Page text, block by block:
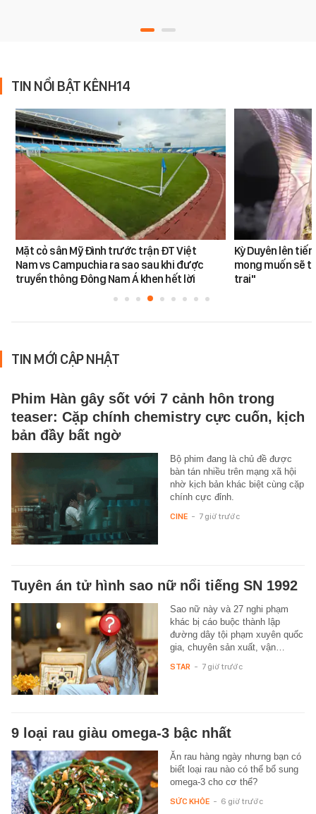
TIN NỔI BẬT KÊNH14
Mặt cỏ sân Mỹ Đình trước trận ĐT Việt
Nam vs Campuchia ra sao sau khi được
truyền thông Đông Nam Á khen hết lời
Kỳ Duyên lên
mong muốn sẽ
trai"
TIN MỚI CẬP NHẬT
Phim Hàn gây sốt với 7 cảnh hôn trong
teaser: Cặp chính chemistry cực cuốn, kịch
bản đầy bất ngờ
Bộ phim đang là chủ đề được
bàn tán nhiều trên mạng xã hội
nhờ kịch bản khác biệt cùng cặp
chính cực đỉnh.
CINE - 7 giờ trước
Tuyên án tử hình sao nữ nổi tiếng SN 1992
Sao nữ này và 27 nghi phạm
khác bị cáo buộc thành lập
đường dây tội phạm xuyên quốc
gia, chuyên sản xuất, vận…
STAR - 7 giờ trước
9 loại rau giàu omega-3 bậc nhất
Ăn rau hàng ngày nhưng bạn có
biết loại rau nào có thể bổ sung
omega-3 cho cơ thể?
SỨC KHỎE - 6 giờ trước